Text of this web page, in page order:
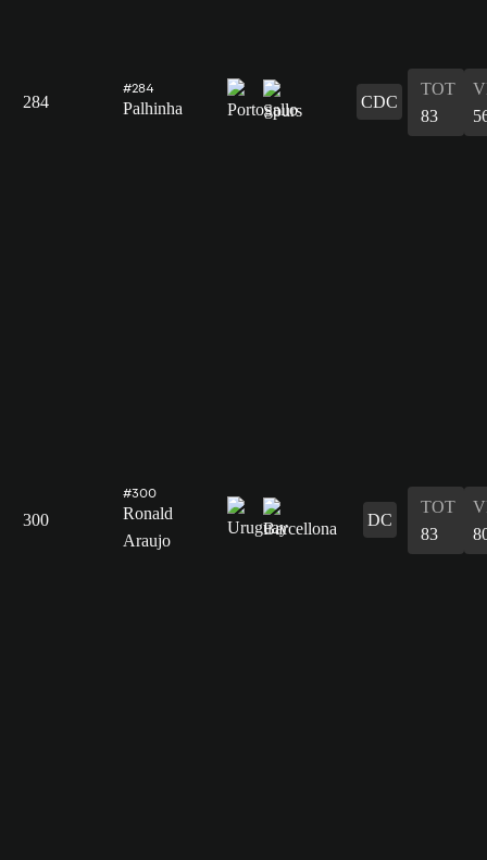
284
#284
Palhinha CDC
TOT
83
300
#300
Ronald
Araujo
DC
TOT
83